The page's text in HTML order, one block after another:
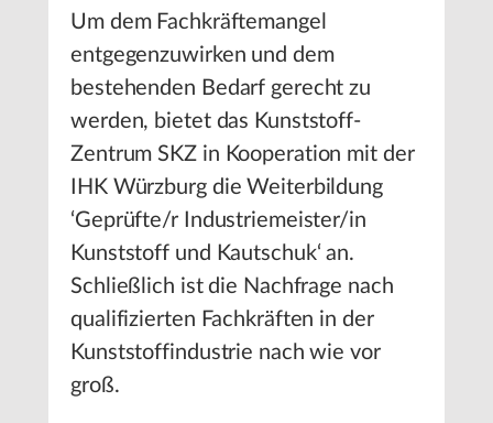
Um dem Fachkräftemangel
entgegenzuwirken und dem
bestehenden Bedarf gerecht zu
werden, bietet das Kunststoff-
Zentrum SKZ in Kooperation mit der
IHK Würzburg die Weiterbildung
‘Geprüfte/r Industriemeister/in
Kunststoff und Kautschuk‘ an.
Schließlich ist die Nachfrage nach
qualifizierten Fachkräften in der
Kunststoffindustrie nach wie vor
groß.